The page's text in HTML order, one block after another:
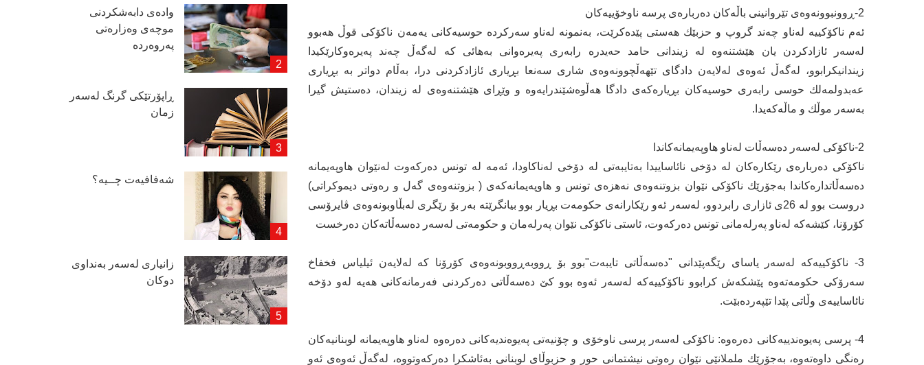
2-ڕوونبوونەوەی تێروانینی باڵەكان دەربارەی پرسە ناوخۆییەكان
ئەم ناكۆكییە لەناو چەند گروپ و حزبێك هەستی پێدەكرێت، بەنمونە لەناو سەركردە حوسیەكانی یەمەن ناكۆكی قوڵ هەبوو
لەسەر ئازادكردن یان هێشتنەوە لە زیندانی حامد حەیدرە رابەری پەیرەوانی بەهائی كە لەگەڵ چەند پەیرەوكارێكیدا
زیندانیكرابوو، لەگەڵ ئەوەی لەلایەن دادگای تێهەڵچوونەوەی شاری سەنعا بڕیاری ئازادكردنی درا، بەڵام دواتر بە بڕیاری
عەبدولمەلك حوسی رابەری حوسیەكان بڕیارەكەی دادگا هەڵوەشێندرایەوە و وێڕای هێشتنەوەی لە زیندان، دەستیش گیرا
بەسەر موڵك و ماڵەكەیدا.
2-ناكۆكی لەسەر دەسەڵات لەناو هاوپەیمانەكاندا
ناكۆكی دەربارەی رێكارەكان لە دۆخی نائاساییدا بەتایبەتی لە دۆخی لەناكاودا، ئەمە لە تونس دەركەوت لەنێوان هاوپەیمانە
دەسەڵاتدارەكاندا بەجۆرێك ناكۆكی نێوان بزوتنەوەی نەهزەی تونس و هاوپەیمانەكەی ( بزوتنەوەی گەل و رەوتی دیموكراتی)
دروست بوو لە 26ی ئازاری رابردوو، لەسەر ئەو رێكارانەی حكومەت بڕیار بوو بیانگرێتە بەر بۆ رێگری لەبڵاوبونەوەی ڤایرۆسی
كۆرۆنا، كێشەكە لەناو پەرلەمانی تونس دەركەوت، ئاستی ناكۆكی نێوان پەرلەمان و حكومەتی لەسەر دەسەڵاتەكان دەرخست
3- ناكۆكییەكە لەسەر یاسای رێگەپێدانی "دەسەڵاتی تایبەت"بوو بۆ ڕووبەڕووبونەوەی كۆرۆنا كە لەلایەن ئیلیاس فخفاخ
سەرۆكی حكومەتەوە پێشكەش كرابوو ناكۆكییەكە لەسەر ئەوە بوو كێ دەسەڵاتی دەركردنی فەرمانەكانی هەیە لەو دۆخە
نائاساییەی وڵاتی پێدا تێپەردەبێت.
4- پرسی پەیوەندییەكانی دەرەوە: ناكۆكی لەسەر پرسی ناوخۆی و چۆنیەتی پەیوەندیەكانی دەرەوە لەناو هاوپەیمانە لوبنانیەكان
رەنگی داوەتەوە، بەجۆرێك ململانێی نێوان رەوتی نیشتمانی حور و حزبوڵای لوبنانی بەئاشكرا دەركەوتووە، لەگەڵ ئەوەی ئەو
وادەی دابەشكردنی
موچەی وەزارەتی
پەروەردە
ڕاپۆرتێكی گرنگ لەسەر
زمان
شەفافیەت چــیە؟
زانیاری لەسەر بەنداوی
دوكان